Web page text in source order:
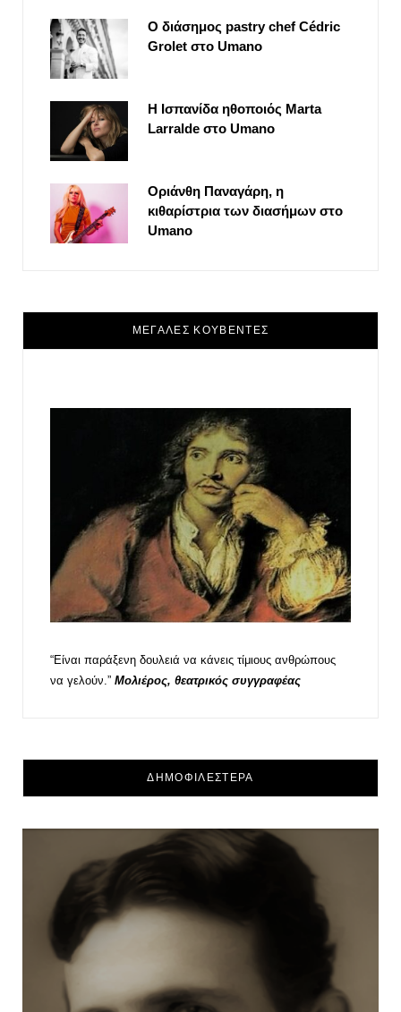
Ο διάσημος pastry chef Cédric
Grolet στο Umano
Η Ισπανίδα ηθοποιός Marta
Larralde στο Umano
Οριάνθη Παναγάρη, η
κιθαρίστρια των διασήμων στο
Umano
ΜΕΓΑΛΕΣ ΚΟΥΒΕΝΤΕΣ
“Είναι παράξενη δουλειά να κάνεις τίμιους ανθρώπους
να γελούν.” Μολιέρος, θεατρικός συγγραφέας
ΔΗΜΟΦΙΛΕΣΤΕΡΑ